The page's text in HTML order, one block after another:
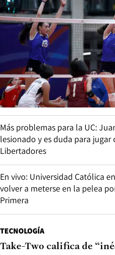
Más problemas para la UC:
lesionado y es duda para
Libertadores
En vivo: Universidad Católica
volver a meterse en la pelea
Primera
TECNOLOGÍA
Take-Two califica de